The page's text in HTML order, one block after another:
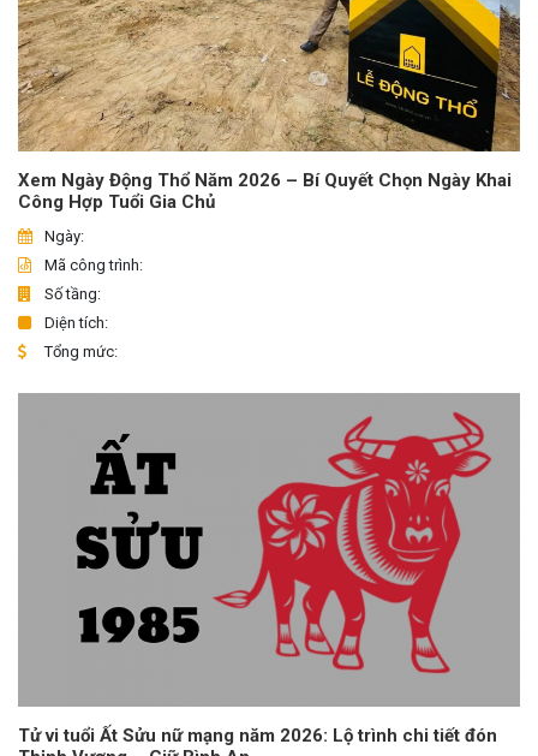
Xem Ngày Động Thổ Năm 2026 – Bí Quyết Chọn Ngày Khai
Công Hợp Tuổi Gia Chủ
Ngày:
Mã công trình:
Số tầng:
Diện tích:
Tổng mức:
Tử vi tuổi Ất Sửu nữ mạng năm 2026: Lộ trình chi tiết đón